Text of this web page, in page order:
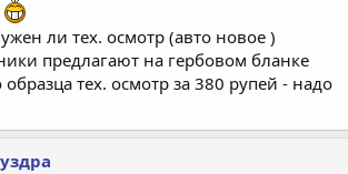
ли тех. осмотр (авто новое )
предлагают на гербовом бланке
тех. осмотр за 380 рупей - надо